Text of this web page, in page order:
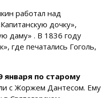
работал над
дочку»,
даму» . В 1836 году
где печатались Гоголь,
января по старому
с Жоржем Дантесом. Ему